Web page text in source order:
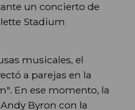
un concierto de
Stadium
musicales, el
a parejas en la
En ese momento, la
Byron con la